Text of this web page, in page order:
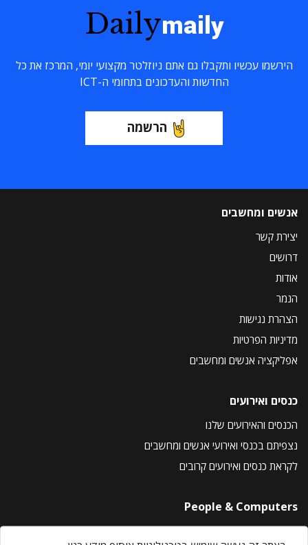
Dailymaily
הירשמו עכשיו ותקבלו גם אתם ניוזלטר מקצועי יומי, המרכז את כל
החדשות והעדכונים בתחומי ה-ICT
הרשמה
אנשים ומחשבים
יצירת קשר
דרושים
אודות
הנמר
הצהרת נגישות
מדיניות הפרטיות
אפליקציה אנשים ומחשבים
כנסים ואירועים
הכנסים והאירועים שלנו
נצפיתם בכנסי ואירועי אנשים ומחשבים
לקראת כנסים ואירועים קרובים
People & Computers
About Us